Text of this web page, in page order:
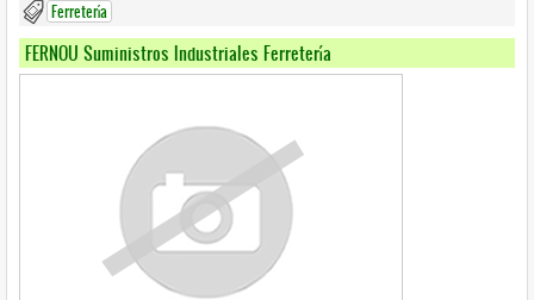
Ferretería
FERNOU Suministros Industriales Ferretería